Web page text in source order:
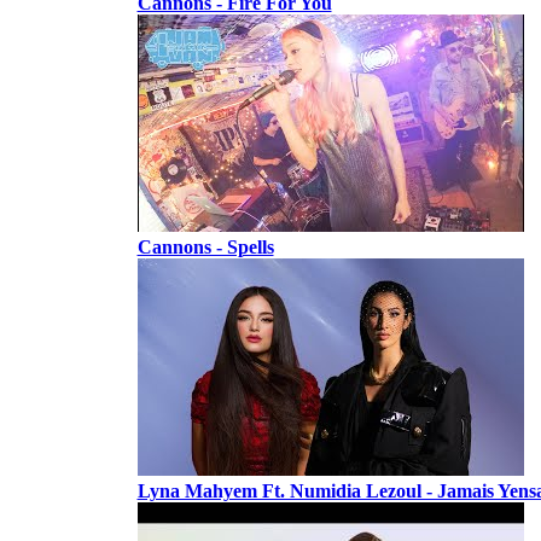
Cannons - Spells
Lyna Mahyem Ft. Numidia Lezoul - Jamais